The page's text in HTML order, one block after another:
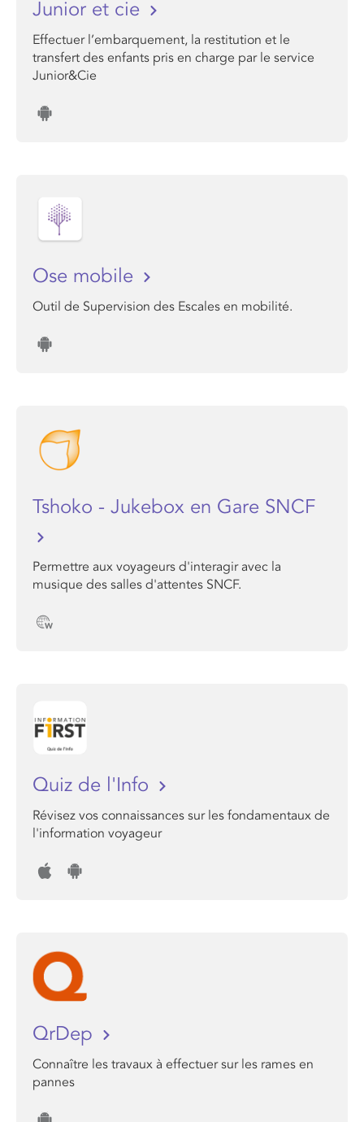
Junior et cie
Effectuer l’embarquement, la restitution et le
transfert des enfants pris en charge par le service
Junior&Cie
Ose mobile
Outil de Supervision des Escales en mobilité.
Tshoko - Jukebox en Gare SNCF
Permettre aux voyageurs d'interagir avec la
musique des salles d'attentes SNCF.
Quiz de l'Info
Révisez vos connaissances sur les fondamentaux de
l'information voyageur
QrDep
Connaître les travaux à effectuer sur les rames en
pannes